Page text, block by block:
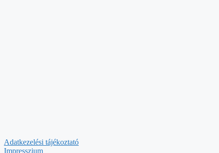
Adatkezelési tájékoztató
Impresszium